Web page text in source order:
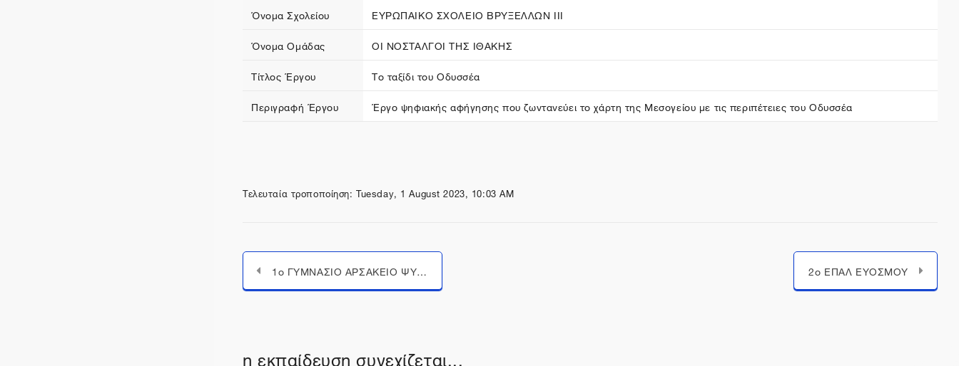
Όνομα Σχολείου
ΕΥΡΩΠΑΙΚΟ ΣΧΟΛΕΙΟ ΒΡΥΞΕΛΛΩΝ ΙΙΙ
Όνομα Ομάδας
ΟΙ ΝΟΣΤΑΛΓΟΙ ΤΗΣ ΙΘΑΚΗΣ
Τίτλος Έργου
Το ταξίδι του Οδυσσέα
Περιγραφή Έργου
Έργο ψηφιακής αφήγησης που ζωντανεύει το χάρτη της Μεσογείου με τις περιπέτειες του Οδυσσέα
Τελευταία τροποποίηση: Tuesday, 1 August 2023, 10:03 AM
1ο ΓΥΜΝΑΣΙΟ ΑΡΣΑΚΕΙΟ ΨΥΧΙΚΟΥ 2o ΕΠΑΛ ΕΥΟΣΜΟΥ
η εκπαίδευση συνεχίζεται...